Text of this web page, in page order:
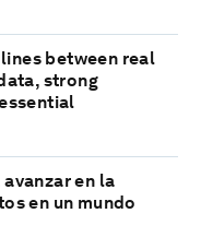
between real
strong
en la
en un mundo